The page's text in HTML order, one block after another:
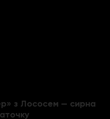
з Лососем — сирна